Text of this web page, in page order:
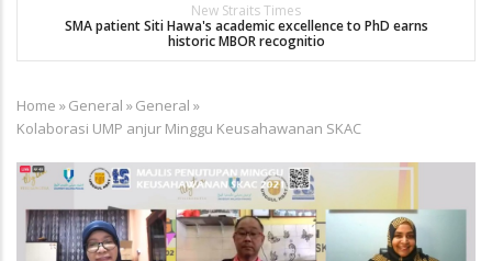
New Straits Times
SMA patient Siti Hawa's academic excellence to PhD earns
historic MBOR recognitio
Breadcrumb
Home »General »General »
Kolaborasi UMP anjur Minggu Keusahawanan SKAC